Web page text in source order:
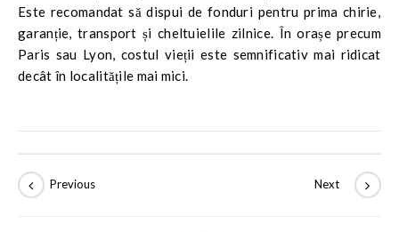
Este recomandat să dispui de fonduri pentru prima chirie,
garanție, transport și cheltuielile zilnice. În orașe precum
Paris sau Lyon, costul vieții este semnificativ mai ridicat
decât în localitățile mai mici.